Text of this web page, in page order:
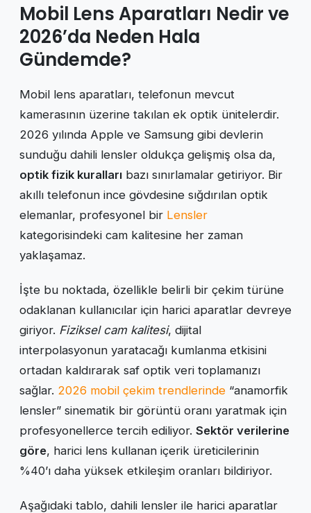
Mobil Lens Aparatları Nedir ve
2026’da Neden Hala
Gündemde?
Mobil lens aparatları, telefonun mevcut
kamerasının üzerine takılan ek optik ünitelerdir.
2026 yılında Apple ve Samsung gibi devlerin
sunduğu dahili lensler oldukça gelişmiş olsa da,
optik fizik kuralları bazı sınırlamalar getiriyor. Bir
akıllı telefonun ince gövdesine sığdırılan optik
elemanlar, profesyonel bir Lensler
kategorisindeki cam kalitesine her zaman
yaklaşamaz.
İşte bu noktada, özellikle belirli bir çekim türüne
odaklanan kullanıcılar için harici aparatlar devreye
giriyor. Fiziksel cam kalitesi, dijital
interpolasyonun yaratacağı kumlanma etkisini
ortadan kaldırarak saf optik veri toplamanızı
sağlar. 2026 mobil çekim trendlerinde “anamorfik
lensler” sinematik bir görüntü oranı yaratmak için
profesyonellerce tercih ediliyor. Sektör verilerine
göre, harici lens kullanan içerik üreticilerinin
%40’ı daha yüksek etkileşim oranları bildiriyor.
Aşağıdaki tablo, dahili lensler ile harici aparatlar